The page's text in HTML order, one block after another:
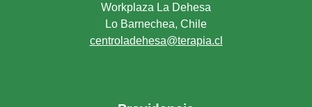
Workplaza La Dehesa
Lo Barnechea, Chile
centroladehesa@terapia.cl